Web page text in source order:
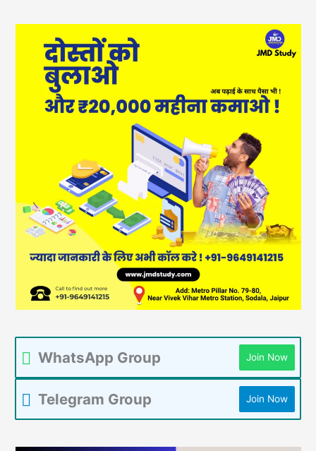
WhatsApp Group Join Now
Telegram Group Join Now